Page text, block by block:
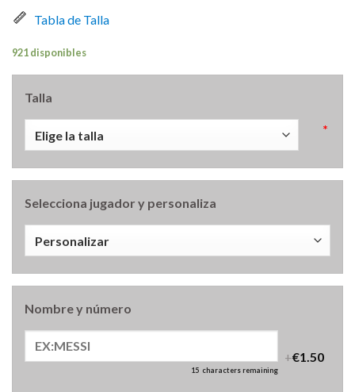
Tabla de Talla
921 disponibles
Talla
*
Selecciona jugador y personaliza
Nombre y número
15 characters remaining
+€1.50